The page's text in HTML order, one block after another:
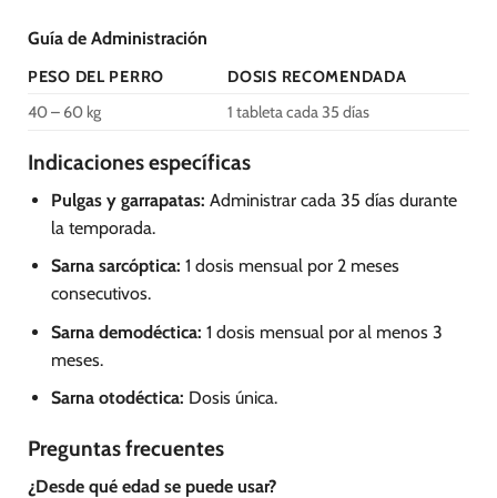
Guía de Administración
PESO DEL PERRO
DOSIS RECOMENDADA
40 – 60 kg
1 tableta cada 35 días
Indicaciones específicas
Pulgas y garrapatas: Administrar cada 35 días durante
la temporada.
Sarna sarcóptica: 1 dosis mensual por 2 meses
consecutivos.
Sarna demodéctica: 1 dosis mensual por al menos 3
meses.
Sarna otodéctica: Dosis única.
Preguntas frecuentes
¿Desde qué edad se puede usar?